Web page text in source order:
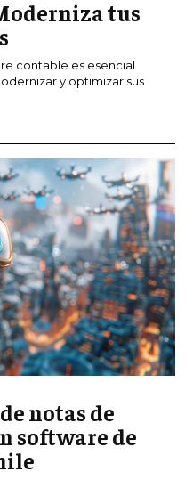
tus
contable es esencial
y optimizar sus
notas de
software de